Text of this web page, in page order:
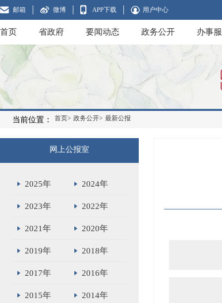
邮箱 微博 APP下载 用户中心
首页 省政府 要闻动态 政务公开 办事
当前位置： 首页> 政务公开> 最新公报
网上公报室
2025年 2024年
2023年 2022年
2021年 2020年
2019年 2018年
2017年 2016年
2015年 2014年